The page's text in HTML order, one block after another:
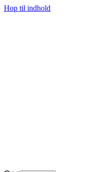
Hop til indhold